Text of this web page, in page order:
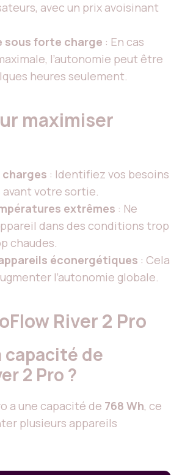
avec un prix avoisinant
sous forte charge : En cas
l’autonomie peut être
heures seulement.
maximiser
: Identifiez vos besoins
votre sortie.
extrêmes : Ne
dans des conditions trop
chaudes.
éconergétiques : Cela
l’autonomie globale.
River 2 Pro
capacité de
2 Pro ?
a une capacité de 768 Wh, ce
plusieurs appareils